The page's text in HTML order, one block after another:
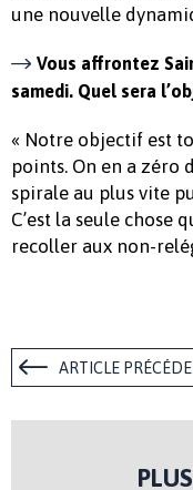
une nouvelle
Vous affrontez
samedi. Quel sera
« Notre objectif est
points. On en a zéro
spirale au plus vite
C’est la seule chose
recoller aux non-
ARTICLE